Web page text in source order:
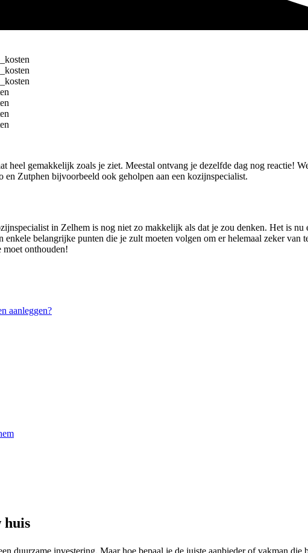
gemakkelijk zoals je ziet. Meestal ontvang je dezelfde dag nog reactie!
Zutphen bijvoorbeeld ook geholpen aan een kozijnspecialist.
in Zelhem is nog niet zo makkelijk als dat je zou denken. Het is
belangrijke punten die je zult moeten volgen om er helemaal zeker
moet onthouden!
aanleggen?
huis
duurzame investering. Maar hoe bepaal je de juiste aanbieder of vakman